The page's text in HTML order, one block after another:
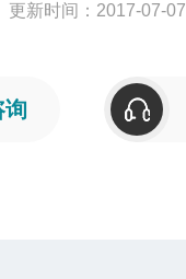
更新时间：2017-07-07
询